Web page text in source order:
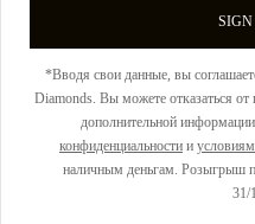
*Вводя свои данные, вы
Diamonds. Вы можете отказаться
дополнительной
конфиденциальности и
наличным деньгам. Розыгрыш
31/